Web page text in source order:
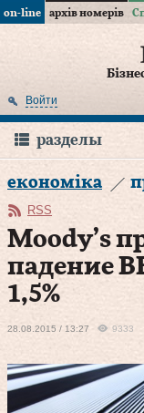
on-line архів номерів
Войти
разделы
економіка
RSS
Moody’s
падение
1,5%
28.08.2015 / 13:27 9333